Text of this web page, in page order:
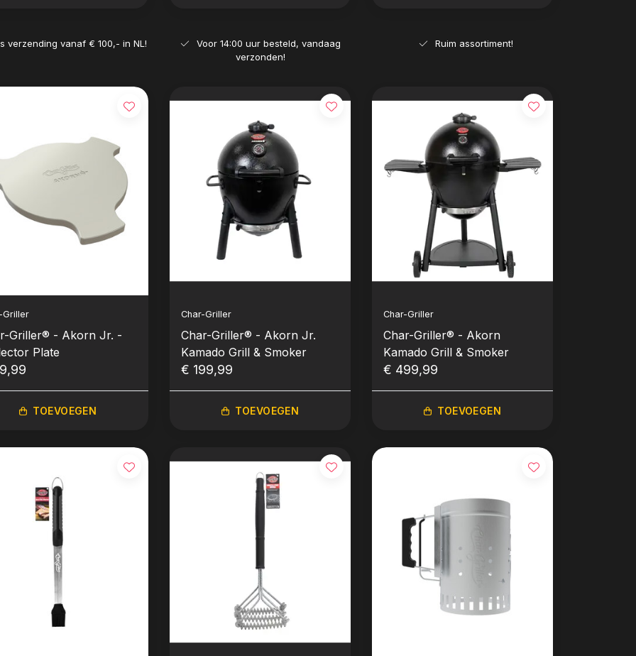
verzending vanaf € 100,- in NL!
Voor 14:00 uur besteld, vandaag
verzonden!
Ruim assortiment!
Griller
Griller® - Akorn Jr. -
Plate
TOEVOEGEN
Char-Griller
Char-Griller® - Akorn Jr.
Kamado Grill & Smoker
€ 199,99
TOEVOEGEN
Char-Griller
Char-Griller® - Akorn
Kamado Grill & Smoker
€ 499,99
TOEVOEGEN